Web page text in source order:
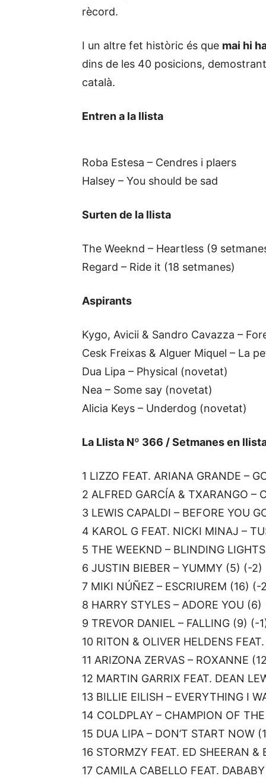
rècord.
I un altre fet històric és que mai hi
dins de les 40 posicions,
català.
Entren a la llista
Roba Estesa – Cendres i plaers
Halsey – You should be sad
Surten de la llista
The Weeknd – Heartless (9
Regard – Ride it (18 setmanes)
Aspirants
Kygo, Avicii & Sandro Cavazza –
Cesk Freixas & Alguer Miquel – La
Dua Lipa – Physical (novetat)
Nea – Some say (novetat)
Alicia Keys – Underdog (novetat)
La Llista Nº 366 / Setmanes en
1 LIZZO FEAT. ARIANA GRANDE –
2 ALFRED GARCÍA & TXARANGO –
3 LEWIS CAPALDI – BEFORE YOU
4 KAROL G FEAT. NICKI MINAJ –
5 THE WEEKND – BLINDING
6 JUSTIN BIEBER – YUMMY (5) (-2)
7 MIKI NÚÑEZ – ESCRIUREM (16) (-
8 HARRY STYLES – ADORE YOU
9 TREVOR DANIEL – FALLING (9) (-
10 RITON & OLIVER HELDENS
11 ARIZONA ZERVAS – ROXANNE
12 MARTIN GARRIX FEAT. DEAN
13 BILLIE EILISH – EVERYTHING I
14 COLDPLAY – CHAMPION OF
15 DUA LIPA – DON’T START NOW
16 STORMZY FEAT. ED SHEERAN
17 CAMILA CABELLO FEAT.